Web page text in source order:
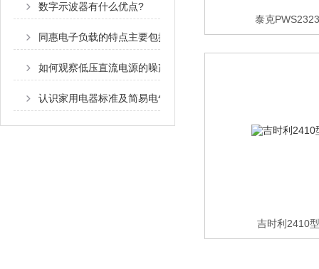
数字示波器有什么优点?
同惠电子负载的特点主要包括了哪些？
如何观察低压直流电源的噪声
认识家用电器标准及简易电气安规性能测试方法
泰克
吉时利2410